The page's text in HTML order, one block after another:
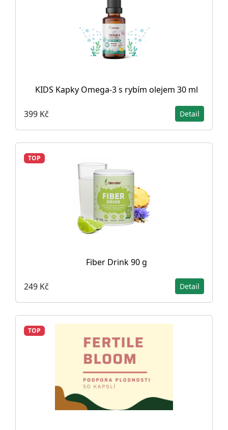
KIDS Kapky Omega-3 s rybím olejem 30 ml
399 Kč Detail
TOP
Fiber Drink 90 g
249 Kč Detail
TOP